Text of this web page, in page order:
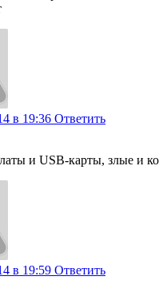
в 19:36 Ответить
и USB-карты, злые и
в 19:59 Ответить